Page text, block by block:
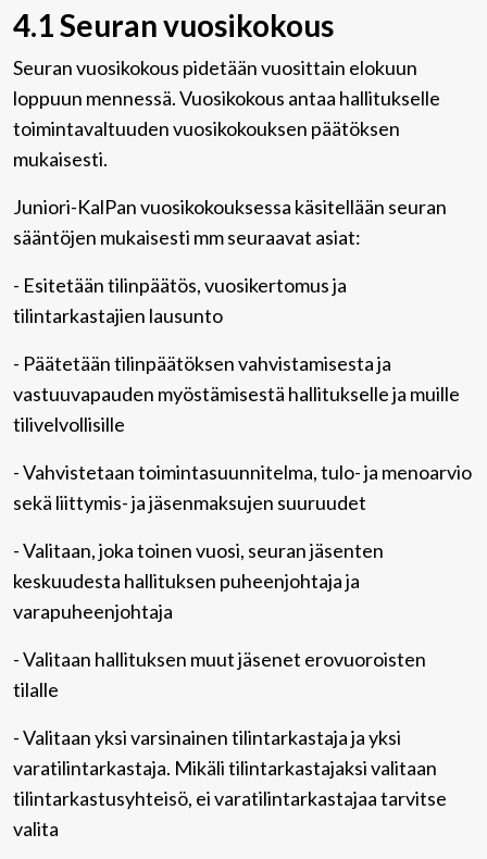
4.1 Seuran vuosikokous
Seuran vuosikokous pidetään vuosittain elokuun
loppuun mennessä. Vuosikokous antaa hallitukselle
toimintavaltuuden vuosikokouksen päätöksen
mukaisesti.
Juniori-KalPan vuosikokouksessa käsitellään seuran
sääntöjen mukaisesti mm seuraavat asiat:
- Esitetään tilinpäätös, vuosikertomus ja
tilintarkastajien lausunto
- Päätetään tilinpäätöksen vahvistamisesta ja
vastuuvapauden myöstämisestä hallitukselle ja muille
tilivelvollisille
- Vahvistetaan toimintasuunnitelma, tulo- ja menoarvio
sekä liittymis- ja jäsenmaksujen suuruudet
- Valitaan, joka toinen vuosi, seuran jäsenten
keskuudesta hallituksen puheenjohtaja ja
varapuheenjohtaja
- Valitaan hallituksen muut jäsenet erovuoroisten
tilalle
- Valitaan yksi varsinainen tilintarkastaja ja yksi
varatilintarkastaja. Mikäli tilintarkastajaksi valitaan
tilintarkastusyhteisö, ei varatilintarkastajaa tarvitse
valita